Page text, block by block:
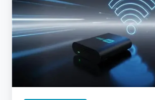
qualquer
lugar:
Apresentando
o
Wi-
Hub